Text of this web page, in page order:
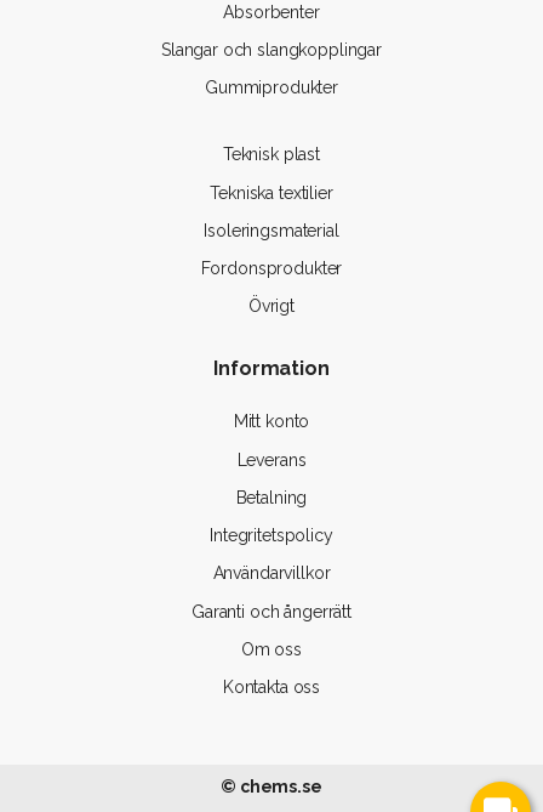
Absorbenter
Slangar och slangkopplingar
Gummiprodukter
Teknisk plast
Tekniska textilier
Isoleringsmaterial
Fordonsprodukter
Övrigt
Information
Mitt konto
Leverans
Betalning
Integritetspolicy
Användarvillkor
Garanti och ångerrätt
Om oss
Kontakta oss
© chems.se